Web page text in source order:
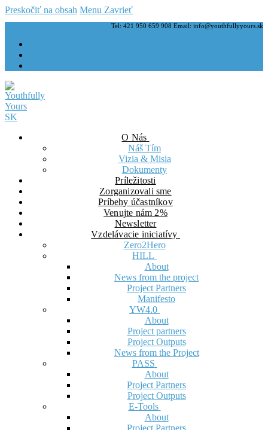
Preskočiť na obsah Menu Zavrieť
Tel: 421 950 659 908 Email: info@youthfullyyours.sk
O Nás
Náš Tím
Vizia & Misia
Dokumenty
Príležitosti
Zorganizovali sme
Príbehy účastníkov
Venujte nám 2%
Newsletter
Vzdelávacie iniciatívy
Zero2Hero
HILL
About
News from the project
Project Partners
Manifesto
YW4.0
About
Project partners
Project Outputs
News from the Project
PASS
About
Project Partners
Project Outputs
E-Tools
About
Project Partners